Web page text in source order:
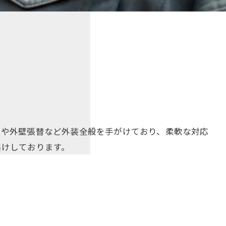
外壁張替など外装全般を手がけており、柔軟な対応
しております。